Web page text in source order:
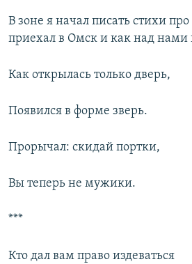
В зоне я начал писать стихи
приехал в Омск и как над нами
Как открылась только дверь,
Появился в форме зверь.
Прорычал: скидай портки,
Вы теперь не мужики.
***
Кто дал вам право издеваться